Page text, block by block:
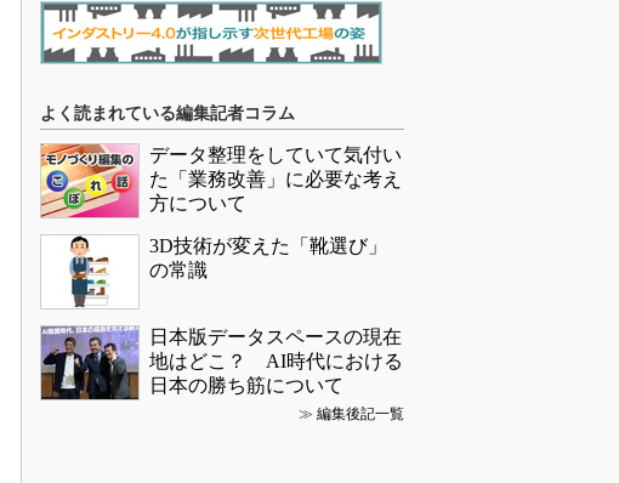
よく読まれている編集記者コラム
データ整理をしていて気付い
た「業務改善」に必要な考え
方について
3D技術が変えた「靴選び」
の常識
日本版データスペースの現在
地はどこ？ AI時代における
日本の勝ち筋について
≫ 編集後記一覧